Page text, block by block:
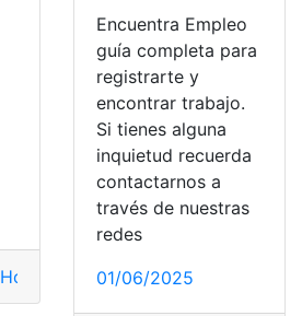
Hoja de vida,Ingresar,registrar
Encuentra Empleo
guía completa para
registrarte y
encontrar trabajo.
Si tienes alguna
inquietud recuerda
contactarnos a
través de nuestras
redes
01/06/2025